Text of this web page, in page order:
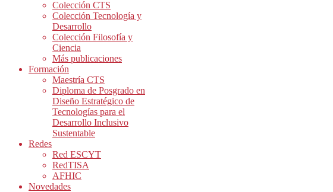
Colección CTS
Colección Tecnología y
Desarrollo
Colección Filosofía y
Ciencia
Más publicaciones
Formación
Maestría CTS
Diploma de Posgrado en
Diseño Estratégico de
Tecnologías para el
Desarrollo Inclusivo
Sustentable
Redes
Red ESCYT
RedTISA
AFHIC
Novedades